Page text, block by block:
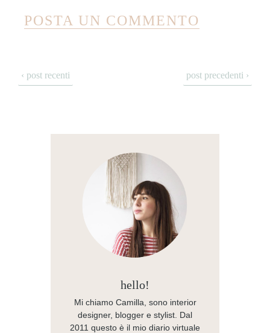
POSTA UN COMMENTO
‹ post recenti post precedenti ›
hello!
Mi chiamo Camilla, sono interior
designer, blogger e stylist. Dal
2011 questo è il mio diario virtuale